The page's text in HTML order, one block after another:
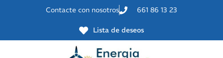
Contacte con nosotros 661 86 13 23
Lista de deseos